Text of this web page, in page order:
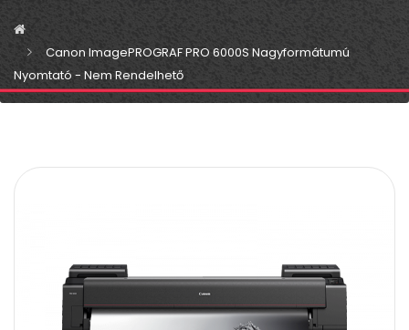
Canon ImagePROGRAF PRO 6000S Nagyformátumú
Nyomtató - Nem Rendelhető